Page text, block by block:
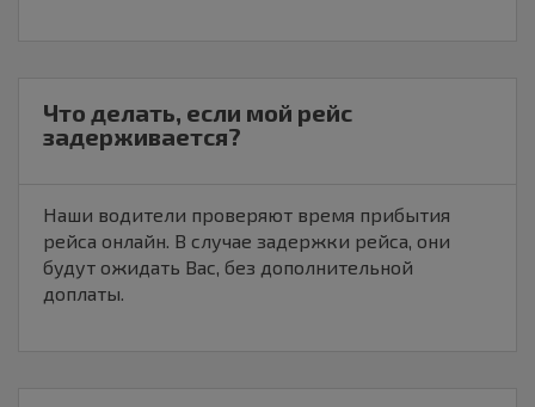
Что делать, если мой рейс
задерживается?
Наши водители проверяют время прибытия
рейса онлайн. В случае задержки рейса, они
будут ожидать Вас, без дополнительной
доплаты.